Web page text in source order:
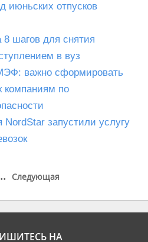
июньских отпусков
шагов для снятия
в вуз
важно сформировать
компаниям по
запустили услугу
Следующая
НА